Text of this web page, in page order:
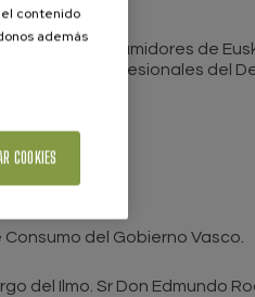
de Consumidores de
tanto profesionales del
del Gobierno Vasco.
del Ilmo. Sr Don Edmundo
el contenido
además
COOKIES